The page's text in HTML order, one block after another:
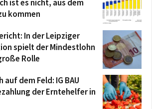
ist es nicht, aus dem
kommen
In der Leipziger
spielt der Mindestlohn
Rolle
dem Feld: IG BAU
der Erntehelfer in